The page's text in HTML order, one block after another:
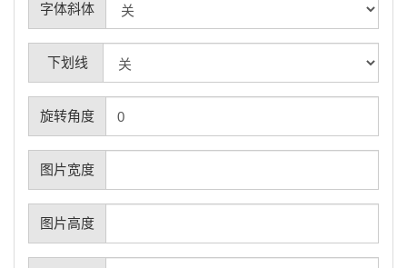
字体斜体
下划线
旋转角度
图片宽度
图片高度